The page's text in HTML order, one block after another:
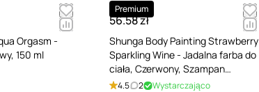
Orgasm -
150 ml
Premium
56.58 zł
Shunga Body Painting Strawberry
Sparkling Wine - Jadalna farba do
ciała, Czerwony, Szampan
truskawkowy, 100 ml
4.5 2 Wystarczająco